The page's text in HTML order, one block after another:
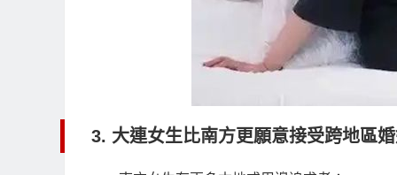
3. 大連女生比南方更願意接受跨地區